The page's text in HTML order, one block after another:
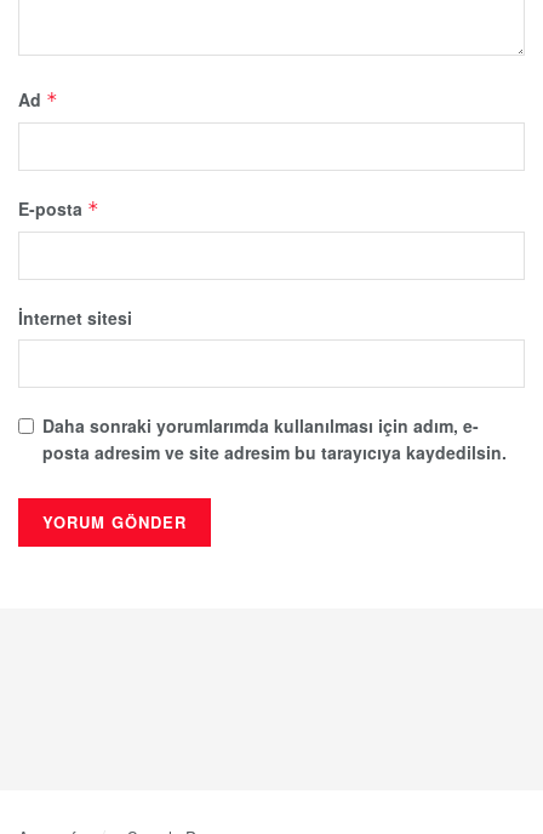
Ad *
E-posta *
İnternet sitesi
Daha sonraki yorumlarımda kullanılması için adım, e-
posta adresim ve site adresim bu tarayıcıya kaydedilsin.